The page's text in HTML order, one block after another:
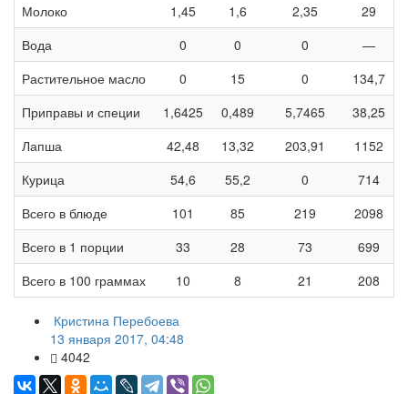
Молоко
1,45 1,6 2,35
29
Вода
0 0 0
—
Растительное масло
0 15 0
134,7
Приправы и специи
1,6425 0,489 5,7465
38,25
Лапша
42,48 13,32 203,91
1152
Курица
54,6 55,2 0
714
Всего в блюде
101 85 219
2098
Всего в 1 порции
33 28 73
699
Всего в 100 граммах
10 8 21 208
Кристина Перебоева
13 января 2017, 04:48
4042